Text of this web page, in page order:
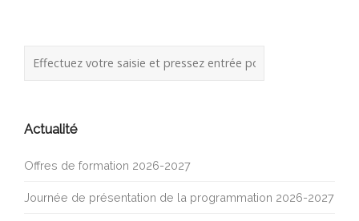
Actualité
Offres de formation 2026-2027
Journée de présentation de la programmation 2026-2027